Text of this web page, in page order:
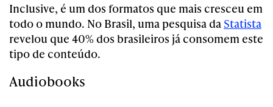
Inclusive, é um dos formatos que mais cresceu em
todo o mundo. No Brasil, uma pesquisa da Statista
revelou que 40% dos brasileiros já consomem este
tipo de conteúdo.
Audiobooks